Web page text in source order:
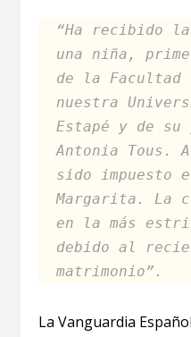
“Ha recibido
una niña,
de la Facultad
nuestra
Estapé y de su
Antonia Tous.
sido impuesto
Margarita. La
en la más
debido al
matrimonio”.
La Vanguardia